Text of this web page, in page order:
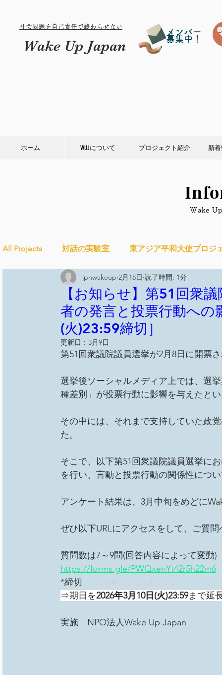
社会問題を自己責任で終わらせない
Wake Up Japan
メンバー
募集中！
ホーム WUJについて プロジェクト紹介 新
​Wake
All Projects 対話の実験室 東アジア平和大使プロジ
Ethical＆Sustainably シティズンシップ啓発出前授
YouthCan CHANGE
【お知らせ】第51回衆
者の発言と投票行動へ
(火)23:59締切］
jpnwakeup 2月18日 読了時間: 1分
更新日： 3月9日
第51回衆議院議員選挙が2月8日に開票
選挙後ソーシャルメディア上では、選
種差別」が投票行動に影響を与えたと
その中には、それまで支持していた政
た。
そこで、以下第51回衆議院議員選挙に
を行い、言動と投票行動の関係性につ
アンケート結果は、3月中旬をめどに
ぜひ以下URLにアクセスをして、ご質
質問数は7～9問(回答内容によって変動)
https://forms.gle/PWQxenYt42r5h22m6
*締切
⇒期日を2026年3月10日(火)23:59まで延
実施　NPO法人Wake Up Japan